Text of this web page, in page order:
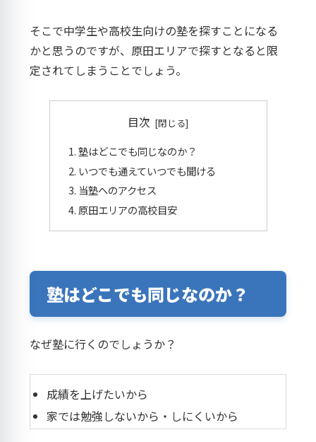
そこで中学生や高校生向けの塾を探すことになる
かと思うのですが、原田エリアで探すとなると限
定されてしまうことでしょう。
目次
塾はどこでも同じなのか？
いつでも通えていつでも聞ける
当塾へのアクセス
原田エリアの高校目安
塾はどこでも同じなのか？
なぜ塾に行くのでしょうか？
成績を上げたいから
家では勉強しないから・しにくいから